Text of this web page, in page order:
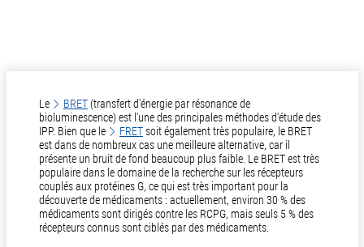
Le BRET(transfert d'énergie par résonance de
bioluminescence) est l'une des principales méthodes d'étude des
IPP. Bien que le
FRETsoit également très populaire, le BRET
est dans de nombreux cas une meilleure alternative, car il
présente un bruit de fond beaucoup plus faible. Le BRET est très
populaire dans le domaine de la recherche sur les récepteurs
couplés aux protéines G, ce qui est très important pour la
découverte de médicaments : actuellement, environ 30 % des
médicaments sont dirigés contre les RCPG, mais seuls 5 % des
récepteurs connus sont ciblés par des médicaments.